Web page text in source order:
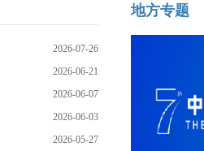
2026-07-26
2026-06-21
2026-06-07
2026-06-03
2026-05-27
地方专题